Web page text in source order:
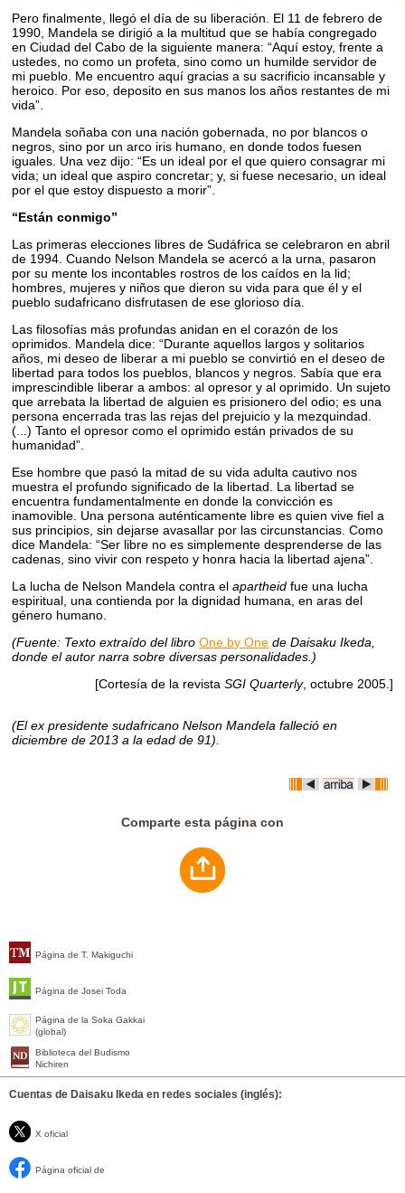
Página de T. Makiguchi
Página de Josei Toda
Página de la Soka Gakkai
(global)
Biblioteca del Budismo
Nichiren
Cuentas de Daisaku Ikeda en redes sociales (inglés):
X oficial
Página oficial de
Pero finalmente, llegó el día de su liberación. El 11 de febrero de
1990, Mandela se dirigió a la multitud que se había congregado
en Ciudad del Cabo de la siguiente manera: “Aquí estoy, frente a
ustedes, no como un profeta, sino como un humilde servidor de
mi pueblo. Me encuentro aquí gracias a su sacrificio incansable y
heroico. Por eso, deposito en sus manos los años restantes de mi
vida”.
Mandela soñaba con una nación gobernada, no por blancos o
negros, sino por un arco iris humano, en donde todos fuesen
iguales. Una vez dijo: “Es un ideal por el que quiero consagrar mi
vida; un ideal que aspiro concretar; y, si fuese necesario, un ideal
por el que estoy dispuesto a morir”.
“Están conmigo”
Las primeras elecciones libres de Sudáfrica se celebraron en abril
de 1994. Cuando Nelson Mandela se acercó a la urna, pasaron
por su mente los incontables rostros de los caídos en la lid;
hombres, mujeres y niños que dieron su vida para que él y el
pueblo sudafricano disfrutasen de ese glorioso día.
Las filosofías más profundas anidan en el corazón de los
oprimidos. Mandela dice: “Durante aquellos largos y solitarios
años, mi deseo de liberar a mi pueblo se convirtió en el deseo de
libertad para todos los pueblos, blancos y negros. Sabía que era
imprescindible liberar a ambos: al opresor y al oprimido. Un sujeto
que arrebata la libertad de alguien es prisionero del odio; es una
persona encerrada tras las rejas del prejuicio y la mezquindad.
(...) Tanto el opresor como el oprimido están privados de su
humanidad”.
Ese hombre que pasó la mitad de su vida adulta cautivo nos
muestra el profundo significado de la libertad. La libertad se
encuentra fundamentalmente en donde la convicción es
inamovible. Una persona auténticamente libre es quien vive fiel a
sus principios, sin dejarse avasallar por las circunstancias. Como
dice Mandela: “Ser libre no es simplemente desprenderse de las
cadenas, sino vivir con respeto y honra hacia la libertad ajena”.
La lucha de Nelson Mandela contra elapartheid fue una lucha
espiritual, una contienda por la dignidad humana, en aras del
género humano.
(Fuente: Texto extraído del libroOne by One de Daisaku Ikeda,
donde el autor narra sobre diversas personalidades.)
[Cortesía de la revista SGI Quarterly, octubre 2005.]
(El ex presidente sudafricano Nelson Mandela falleció en
diciembre de 2013 a la edad de 91).
Comparte esta página con